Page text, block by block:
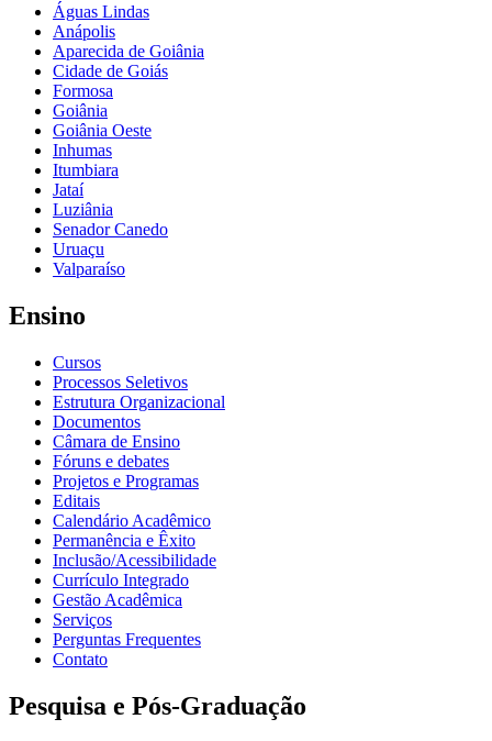
Águas Lindas
Anápolis
Aparecida de Goiânia
Cidade de Goiás
Formosa
Goiânia
Goiânia Oeste
Inhumas
Itumbiara
Jataí
Luziânia
Senador Canedo
Uruaçu
Valparaíso
Ensino
Cursos
Processos Seletivos
Estrutura Organizacional
Documentos
Câmara de Ensino
Fóruns e debates
Projetos e Programas
Editais
Calendário Acadêmico
Permanência e Êxito
Inclusão/Acessibilidade
Currículo Integrado
Gestão Acadêmica
Serviços
Perguntas Frequentes
Contato
Pesquisa e Pós-Graduação